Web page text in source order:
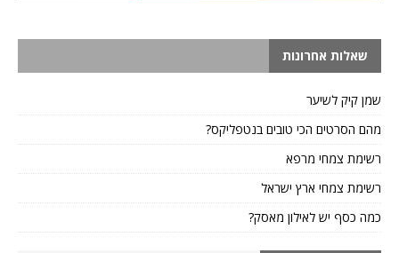
שאלות אחרונות
שמן קיק לשיער
מהם הסרטים הכי טובים בנטפליקס?
רשימת צמחי מרפא
רשימת צמחי ארץ ישראל
כמה כסף יש לאילון מאסק?